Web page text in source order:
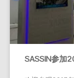
SASSIN参加